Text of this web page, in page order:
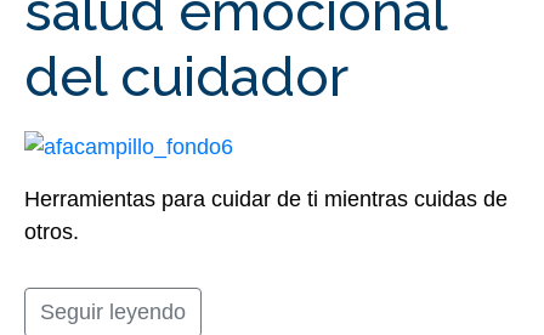
del cuidador
Herramientas para cuidar de ti mientras cuidas de
otros.
Seguir leyendo